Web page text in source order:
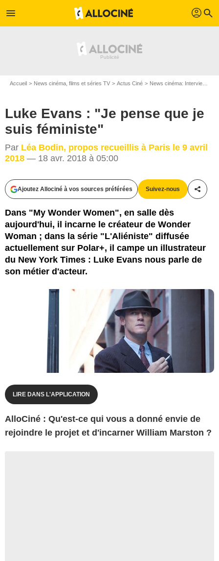
menu profil search
Accueil News cinéma, films et séries TV Actus Ciné News cinéma: Interviews
Luke Evans : "Je pense que je
suis féministe"
Par Léa Bodin, propos recueillis à Paris le 9 avril
2018 — 18 avr. 2018 à 05:00
Ajoutez Allociné à vos sources préférées Suivez-nous
Dans "My Wonder Women", en salle dès
aujourd'hui, il incarne le créateur de Wonder
Woman ; dans la série "L'Aliéniste" diffusée
actuellement sur Polar+, il campe un illustrateur
du New York Times : Luke Evans nous parle de
son métier d'acteur.
2017 Sony Pictures Entertainment Deutschland GmbH
LIRE DANS L'APPLICATION
AlloCiné : Qu'est-ce qui vous a donné envie de
rejoindre le projet et d'incarner William Marston ?